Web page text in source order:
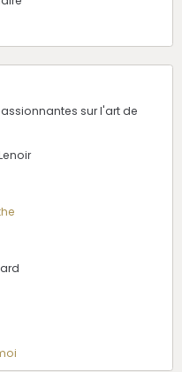
sur l'art de